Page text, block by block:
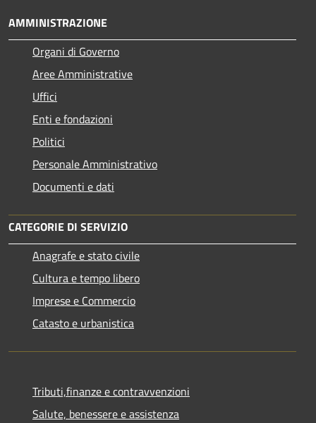
AMMINISTRAZIONE
Organi di Governo
Aree Amministrative
Uffici
Enti e fondazioni
Politici
Personale Amministrativo
Documenti e dati
CATEGORIE DI SERVIZIO
Anagrafe e stato civile
Cultura e tempo libero
Imprese e Commercio
Catasto e urbanistica
Tributi,finanze e contravvenzioni
Salute, benessere e assistenza